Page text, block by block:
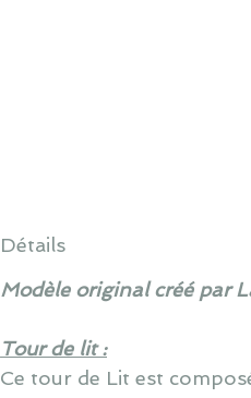
Détails
Modèle original créé par
Tour de lit :
Ce tour de Lit est